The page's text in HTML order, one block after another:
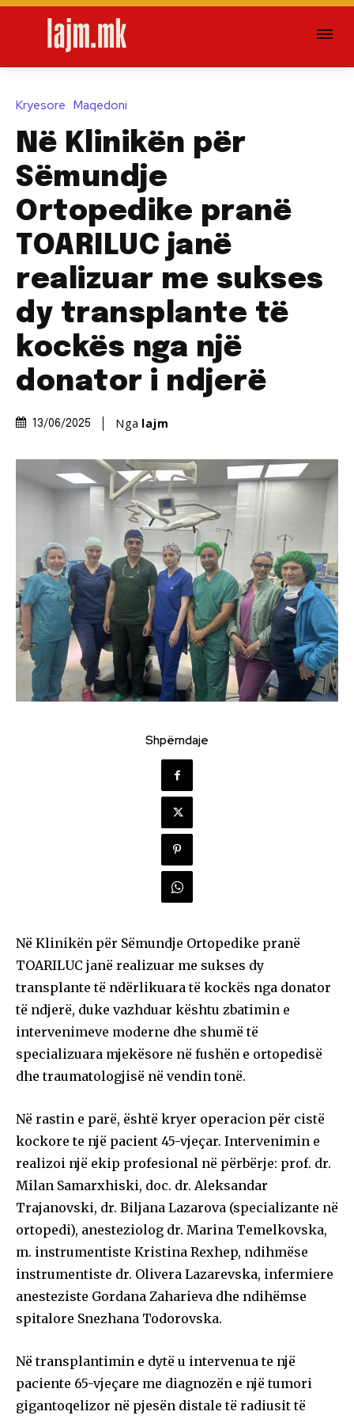
Kryesore Maqedoni
Në Klinikën për
Sëmundje
Ortopedike pranë
TOARILUC janë
realizuar me sukses
dy transplante të
kockës nga një
donator i ndjerë
13/06/2025 Nga lajm
Shpërndaje
Në Klinikën për Sëmundje Ortopedike pranë
TOARILUC janë realizuar me sukses dy
transplante të ndërlikuara të kockës nga donator
të ndjerë, duke vazhduar kështu zbatimin e
intervenimeve moderne dhe shumë të
specializuara mjekësore në fushën e ortopedisë
dhe traumatologjisë në vendin tonë.
Në rastin e parë, është kryer operacion për cistë
kockore te një pacient 45-vjeçar. Intervenimin e
realizoi një ekip profesional në përbërje: prof. dr.
Milan Samarxhiski, doc. dr. Aleksandar
Trajanovski, dr. Biljana Lazarova (specializante në
ortopedi), anesteziolog dr. Marina Temelkovska,
m. instrumentiste Kristina Rexhep, ndihmëse
instrumentiste dr. Olivera Lazarevska, infermiere
anesteziste Gordana Zaharieva dhe ndihëmse
spitalore Snezhana Todorovska.
Në transplantimin e dytë u intervenua te një
paciente 65-vjeçare me diagnozën e një tumori
gigantoqelizor në pjesën distale të radiusit të